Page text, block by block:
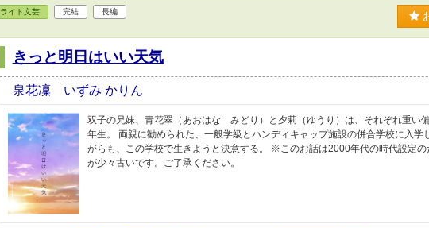
ライト文芸 完結 長編
きっと明日はいい天気
泉花凜 いずみ かりん
双子の兄妹、青花翠（あおはな みどり）と夕莉（ゆうり）は、それぞれ重い
年生。 両親に勧められた、一般学級とハンディキャップ施設の併合学校に入学
がらも、この学校で生きようと決意する。 ※このお話は2000年代の時代設定の
が少々古いです。ご了承ください。